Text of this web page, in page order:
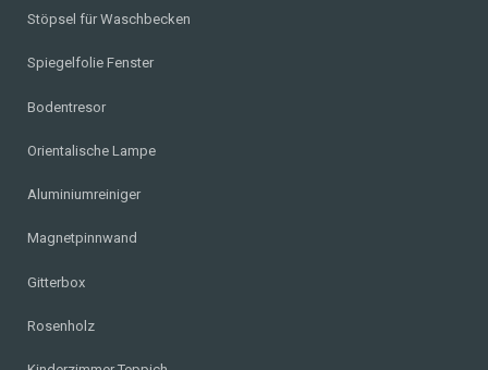
Stöpsel für Waschbecken
Spiegelfolie Fenster
Bodentresor
Orientalische Lampe
Aluminiumreiniger
Magnetpinnwand
Gitterbox
Rosenholz